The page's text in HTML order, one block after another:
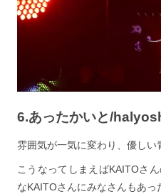
6.あったかいと/
雰囲気が一気に変わり、優しい
こうなってしまえばKAITOさ
なKAITOさんにみなさんもあっ